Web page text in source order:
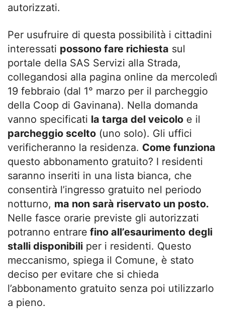
autorizzati.
Per usufruire di questa possibilità i cittadini
interessati possono fare richiesta sul
portale della SAS Servizi alla Strada,
collegandosi alla pagina online da mercoledì
19 febbraio (dal 1° marzo per il parcheggio
della Coop di Gavinana). Nella domanda
vanno specificati la targa del veicolo e il
parcheggio scelto (uno solo). Gli uffici
verificheranno la residenza. Come funziona
questo abbonamento gratuito? I residenti
saranno inseriti in una lista bianca, che
consentirà l’ingresso gratuito nel periodo
notturno, ma non sarà riservato un posto.
Nelle fasce orarie previste gli autorizzati
potranno entrare fino all’esaurimento degli
stalli disponibili per i residenti. Questo
meccanismo, spiega il Comune, è stato
deciso per evitare che si chieda
l’abbonamento gratuito senza poi utilizzarlo
a pieno.